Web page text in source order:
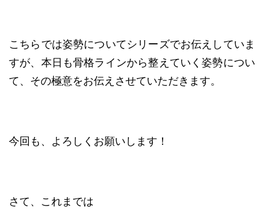
こちらでは姿勢についてシリーズでお伝えしていま
すが、本日も骨格ラインから整えていく姿勢につい
て、その極意をお伝えさせていただきます。
今回も、よろしくお願いします！
さて、これまでは